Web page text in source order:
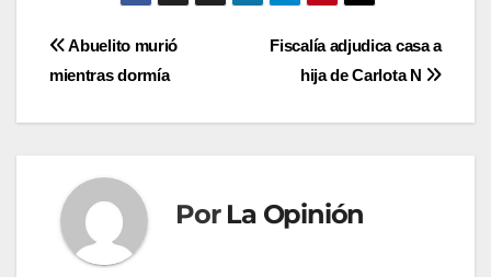
Navegación
Fiscalía adjudica casa a
hija de Carlota N
Abuelito murió
mientras dormía
Por La Opinión